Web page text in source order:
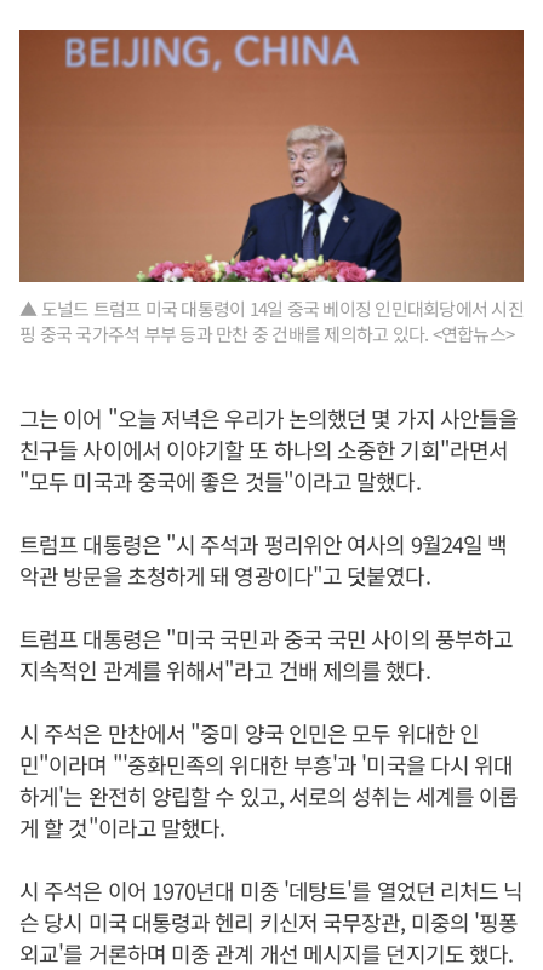
▲ 도널드 트럼프 미국 대통령이 14일 중국 베이징 인민대회당에서 시진
핑 중국 국가주석 부부 등과 만찬 중 건배를 제의하고 있다. <연합뉴스>
그는 이어 "오늘 저녁은 우리가 논의했던 몇 가지 사안들을
친구들 사이에서 이야기할 또 하나의 소중한 기회"라면서
"모두 미국과 중국에 좋은 것들"이라고 말했다.
트럼프 대통령은 "시 주석과 펑리위안 여사의 9월24일 백
악관 방문을 초청하게 돼 영광이다"고 덧붙였다.
트럼프 대통령은 "미국 국민과 중국 국민 사이의 풍부하고
지속적인 관계를 위해서"라고 건배 제의를 했다.
시 주석은 만찬에서 "중미 양국 인민은 모두 위대한 인
민"이라며 "'중화민족의 위대한 부흥'과 '미국을 다시 위대
하게'는 완전히 양립할 수 있고, 서로의 성취는 세계를 이롭
게 할 것"이라고 말했다.
시 주석은 이어 1970년대 미중 '데탕트'를 열었던 리처드 닉
슨 당시 미국 대통령과 헨리 키신저 국무장관, 미중의 '핑퐁
외교'를 거론하며 미중 관계 개선 메시지를 던지기도 했다.